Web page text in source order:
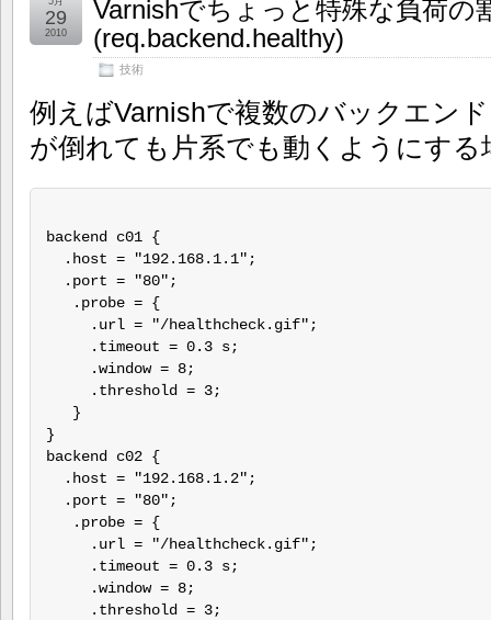
Varnishでちょっと特殊な負荷の
(req.backend.healthy)
技術
29
2010
例えばVarnishで複数のバックエン
が倒れても片系でも動くようにする
backend c01 {
  .host = "192.168.1.1";
  .port = "80";
   .probe = {
     .url = "/healthcheck.gif";
     .timeout = 0.3 s;
     .window = 8;
     .threshold = 3;
   }
}
backend c02 {
  .host = "192.168.1.2";
  .port = "80";
   .probe = {
     .url = "/healthcheck.gif";
     .timeout = 0.3 s;
     .window = 8;
     .threshold = 3;